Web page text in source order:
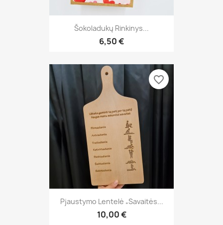
Šokoladukų Rinkinys...
6,50 €
Pjaustymo Lentelė „Savaitės...
10,00 €
favorite_border